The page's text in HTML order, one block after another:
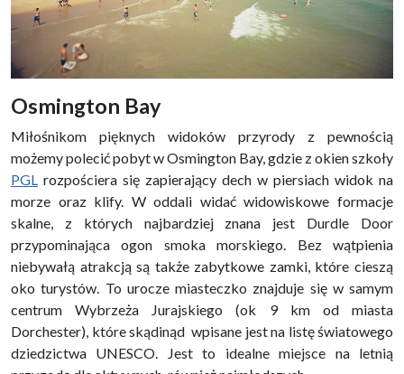
Osmington Bay
Miłośnikom pięknych widoków przyrody z pewnością
możemy polecić pobyt w Osmington Bay, gdzie z okien szkoły
PGL rozpościera się zapierający dech w piersiach widok na
morze oraz klify. W oddali widać widowiskowe formacje
skalne, z których najbardziej znana jest Durdle Door
przypominająca ogon smoka morskiego. Bez wątpienia
niebywałą atrakcją są także zabytkowe zamki, które cieszą
oko turystów. To urocze miasteczko znajduje się w samym
centrum Wybrzeża Jurajskiego (ok 9 km od miasta
Dorchester), które skądinąd wpisane jest na listę światowego
dziedzictwa UNESCO. Jest to idealne miejsce na letnią